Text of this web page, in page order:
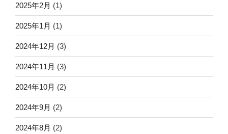
2025年2月 (1)
2025年1月 (1)
2024年12月 (3)
2024年11月 (3)
2024年10月 (2)
2024年9月 (2)
2024年8月 (2)